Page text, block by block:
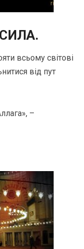
всьому світові
від пут
–